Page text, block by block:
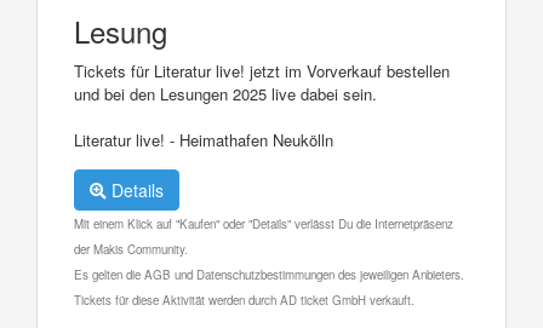
Lesung
Tickets für Literatur live! jetzt im Vorverkauf bestellen
und bei den Lesungen 2025 live dabei sein.
Literatur live! - Heimathafen Neukölln
Details
Mit einem Klick auf "Kaufen" oder "Details" verlässt Du die Internetpräsenz
der Makis Community.
Es gelten die AGB und Datenschutzbestimmungen des jeweiligen Anbieters.
Tickets für diese Aktivität werden durch AD ticket GmbH verkauft.